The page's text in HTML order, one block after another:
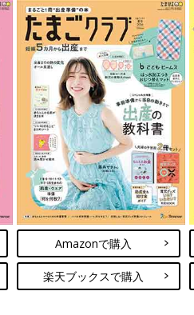
Amazonで購入
楽天ブックスで購入